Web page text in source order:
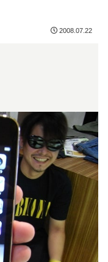
2008.07.22